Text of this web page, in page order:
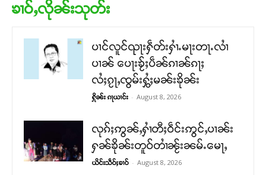
ၶၢဝ်ႇလိုၼ်းသုတ်း
ပၢင်လူင်ၺႃးႁဵတ်းႁၢႆႉမႃးတႃႉလၢႆ
ပၢၼ် ​​ပေႃးၶႂ်ႈပဵၼ်ၵၢၼ်ၵႃႈ
လႆႈၵႂႃႇၸွမ်းႁွႆႈမၼ်းၶိုၼ်း
ႁိုၼ်း ၵႃယၢင်း - August 8, 2026
လုၵ်ႈဢွၼ်ႇႁၢႆတီႈဝဵင်းဢွင်ႇပၢၼ်း
ႁၼ်ၶိုၼ်းတူဝ်တၢႆၼႂ်းၼမ်ႉမေႃႇ
ယိင်းသဵဝ်ႈၶၢဝ် - August 8, 2026